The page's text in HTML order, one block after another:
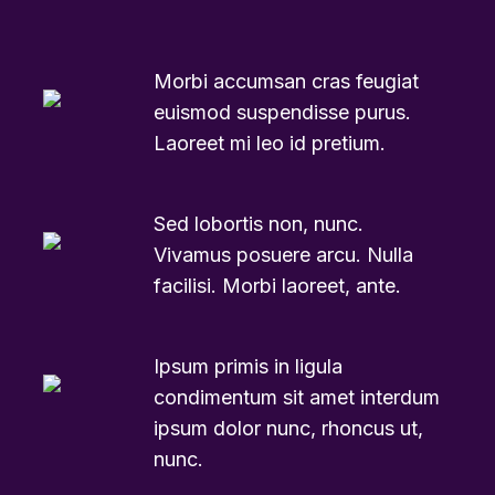
Morbi accumsan cras feugiat
euismod suspendisse purus.
Laoreet mi leo id pretium.
Sed lobortis non, nunc.
Vivamus posuere arcu. Nulla
facilisi. Morbi laoreet, ante.
Ipsum primis in ligula
condimentum sit amet interdum
ipsum dolor nunc, rhoncus ut,
nunc.